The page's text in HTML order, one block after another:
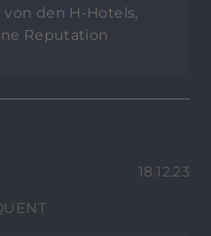
von den H-Hotels,
Reputation
18.12.23